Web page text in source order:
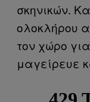
σκηνικών.
ολοκλήρου
τον χώρο
μαγείρευε